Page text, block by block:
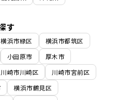
す
横浜市緑区
横浜市都筑区
小田原市
厚木市
川崎市川崎区
川崎市宮前区
横浜市鶴見区